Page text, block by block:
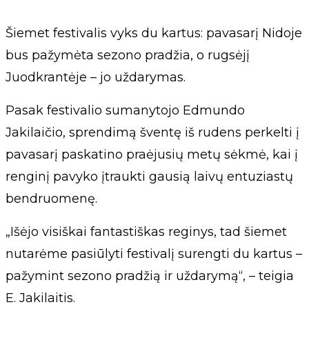
Šiemet festivalis vyks du kartus: pavasarį Nidoje
bus pažymėta sezono pradžia, o rugsėjį
Juodkrantėje – jo uždarymas.
Pasak festivalio sumanytojo Edmundo
Jakilaičio, sprendimą šventę iš rudens perkelti į
pavasarį paskatino praėjusių metų sėkmė, kai į
renginį pavyko įtraukti gausią laivų entuziastų
bendruomenę.
„Išėjo visiškai fantastiškas reginys, tad šiemet
nutarėme pasiūlyti festivalį surengti du kartus –
pažymint sezono pradžią ir uždarymą“, – teigia
E. Jakilaitis.